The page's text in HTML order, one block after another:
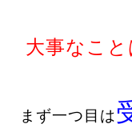
大事なこと
まず一つ目は